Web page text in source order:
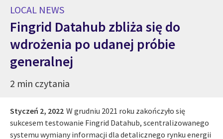
LOCAL NEWS
Fingrid Datahub zbliża się do
wdrożenia po udanej próbie
generalnej
2 min czytania
Styczeń 2, 2022 W grudniu 2021 roku zakończyło się
sukcesem testowanie Fingrid Datahub, scentralizowanego
systemu wymiany informacji dla detalicznego rynku energii